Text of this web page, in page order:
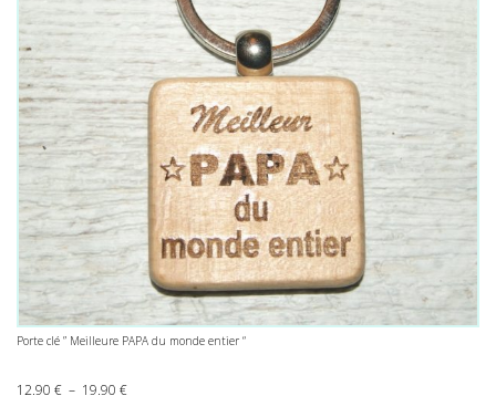
Porte clé ” Meilleure PAPA du monde entier “
12.90 € – 19.90 €Plage de prix : 12.90 € à 19.90 €